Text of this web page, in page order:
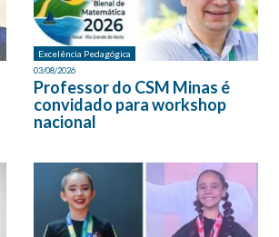
Excelência Pedagógica
03/08/2026
Professor do CSM Minas é
convidado para workshop
nacional